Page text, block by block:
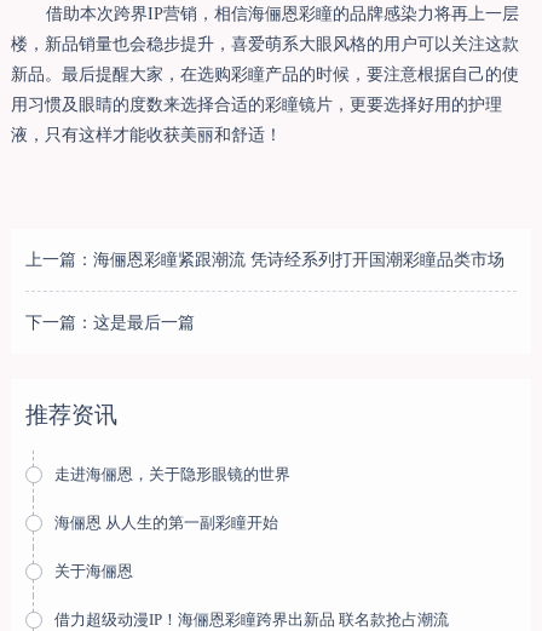
借助本次跨界IP营销，相信海俪恩彩瞳的品牌感染力将再上一层
楼，新品销量也会稳步提升，喜爱萌系大眼风格的用户可以关注这款
新品。最后提醒大家，在选购彩瞳产品的时候，要注意根据自己的使
用习惯及眼睛的度数来选择合适的彩瞳镜片，更要选择好用的护理
液， 只有这样才能收获美丽和舒适！
上一篇：海俪恩彩瞳紧跟潮流 凭诗经系列打开国潮彩瞳品类市场
下一篇：这是最后一篇
推荐资讯
走进海俪恩，关于隐形眼镜的世界
海俪恩 从人生的第一副彩瞳开始
关于海俪恩
借力超级动漫IP！海俪恩彩瞳跨界出新品 联名款抢占潮流